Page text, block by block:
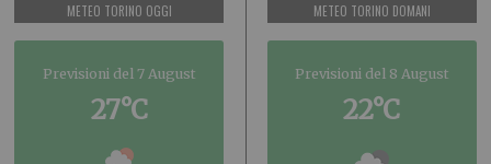
METEO TORINO OGGI
Previsioni del 7 August
27°C
METEO TORINO DOMANI
Previsioni del 8 August
22°C